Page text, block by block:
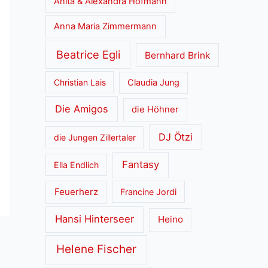
Anna Maria Zimmermann
Beatrice Egli Bernhard Brink
Christian Lais Claudia Jung
Die Amigos die Höhner
die Jungen Zillertaler DJ Ötzi
Ella Endlich Fantasy
Feuerherz Francine Jordi
Hansi Hinterseer Heino
Helene Fischer